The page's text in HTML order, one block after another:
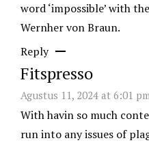
word ‘impossible’ with
Wernher von Braun.
Reply
Fitspresso
Agustus 11, 2024 at 6:01
With havin so much
run into any issues of